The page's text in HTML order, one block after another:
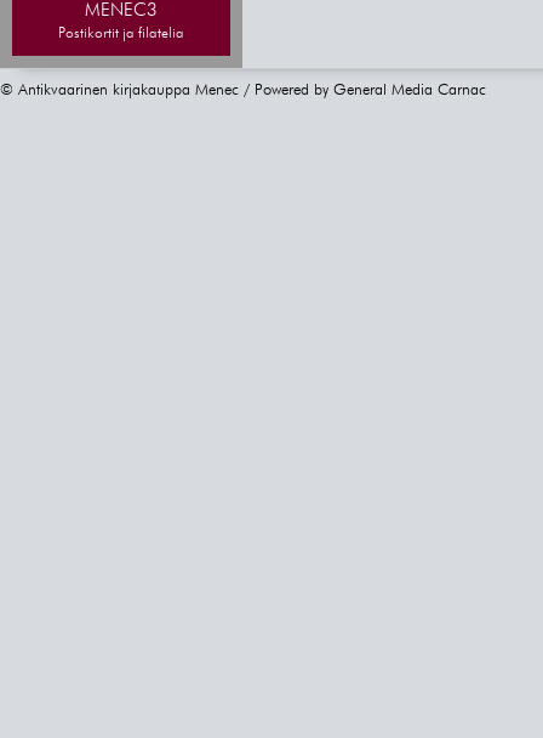
MENEC3
Postikortit ja filatelia
© Antikvaarinen kirjakauppa Menec / Powered by General Media Carnac